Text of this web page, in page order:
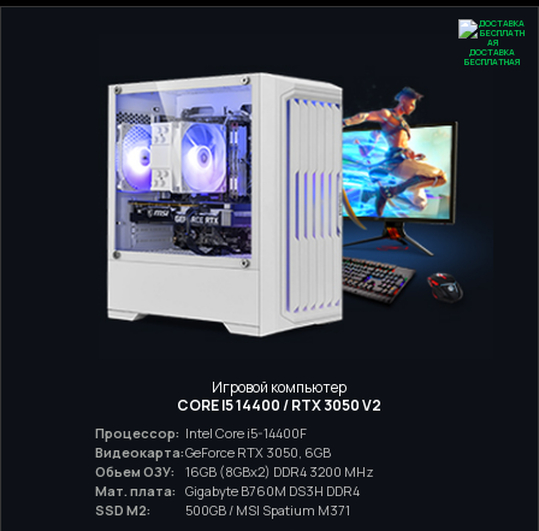
ДОСТАВКА
БЕСПЛАТНАЯ
Игровой компьютер
CORE I5 14400 / RTX 3050 V2
Процессор: Intel Core i5-14400F
Видеокарта:GeForce RTX 3050, 6GB
Обьем ОЗУ:
16GB (8GBx2) DDR4 3200 MHz
Мат. плата:
Gigabyte B760M DS3H DDR4
SSD M2:
500GB / MSI Spatium M371